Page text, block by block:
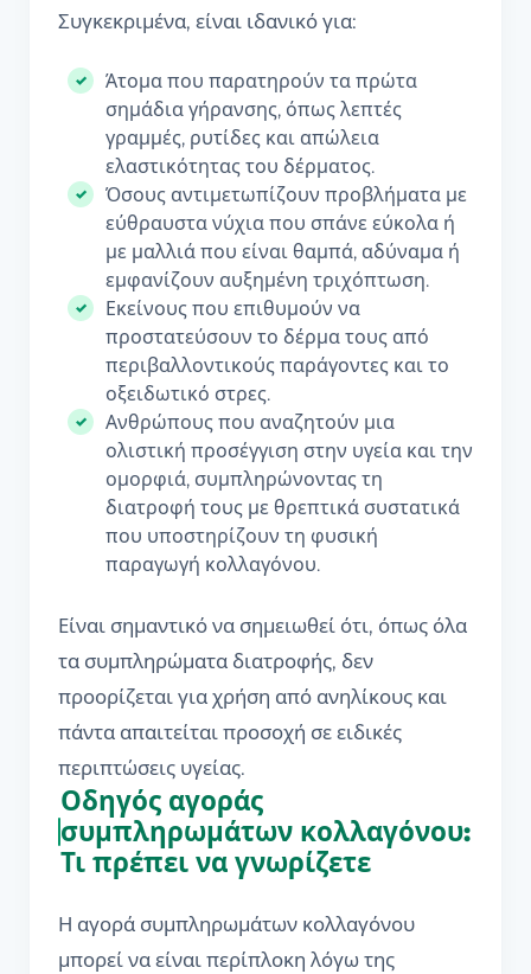
Συγκεκριμένα, είναι ιδανικό για:
Άτομα που παρατηρούν τα πρώτα
σημάδια γήρανσης, όπως λεπτές
γραμμές, ρυτίδες και απώλεια
ελαστικότητας του δέρματος.
Όσους αντιμετωπίζουν προβλήματα με
εύθραυστα νύχια που σπάνε εύκολα ή
με μαλλιά που είναι θαμπά, αδύναμα ή
εμφανίζουν αυξημένη τριχόπτωση.
Εκείνους που επιθυμούν να
προστατεύσουν το δέρμα τους από
περιβαλλοντικούς παράγοντες και το
οξειδωτικό στρες.
Ανθρώπους που αναζητούν μια
ολιστική προσέγγιση στην υγεία και την
ομορφιά, συμπληρώνοντας τη
διατροφή τους με θρεπτικά συστατικά
που υποστηρίζουν τη φυσική
παραγωγή κολλαγόνου.
Είναι σημαντικό να σημειωθεί ότι, όπως όλα
τα συμπληρώματα διατροφής, δεν
προορίζεται για χρήση από ανηλίκους και
πάντα απαιτείται προσοχή σε ειδικές
περιπτώσεις υγείας.
Οδηγός αγοράς
συμπληρωμάτων κολλαγόνου:
Τι πρέπει να γνωρίζετε
Η αγορά συμπληρωμάτων κολλαγόνου
μπορεί να είναι περίπλοκη λόγω της